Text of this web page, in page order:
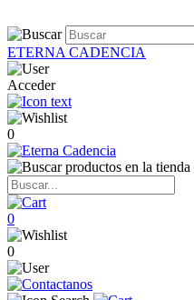
ETERNA CADENCIA
Acceder
0
0
0